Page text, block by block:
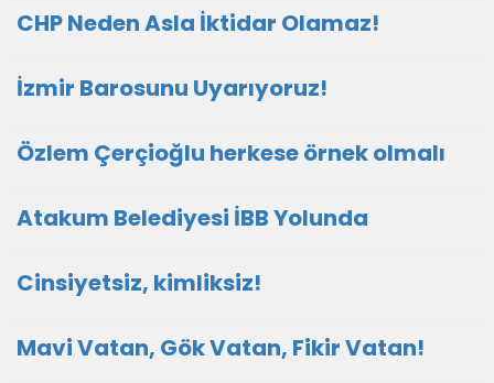
CHP Neden Asla İktidar Olamaz!
İzmir Barosunu Uyarıyoruz!
Özlem Çerçioğlu herkese örnek olmalı
Atakum Belediyesi İBB Yolunda
Cinsiyetsiz, kimliksiz!
Mavi Vatan, Gök Vatan, Fikir Vatan!